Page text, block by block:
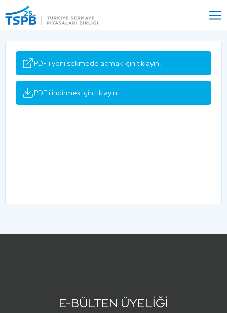
Close
PDF'i yeni sekmede açmak için tıklayın.
PDF'i indirmek için tıklayın.
E-BÜLTEN ÜYELİĞİ